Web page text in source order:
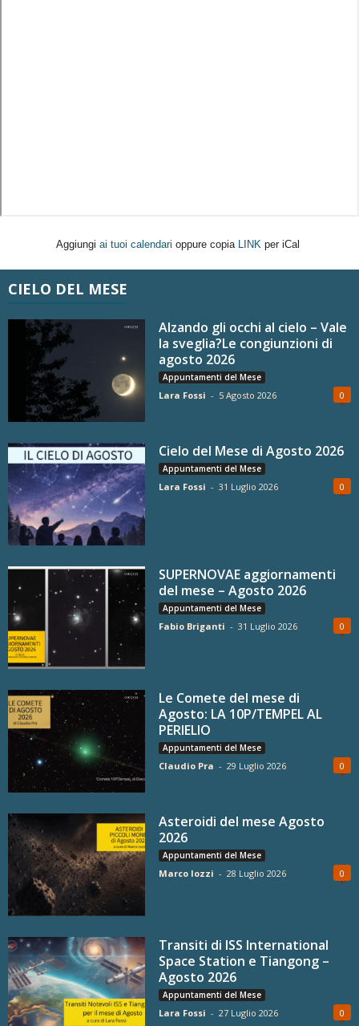
Aggiungi ai tuoi calendari oppure copia LINK per iCal
CIELO DEL MESE
Alzando gli occhi al cielo – Vale
la sveglia?Le congiunzioni di
agosto 2026
Appuntamenti del Mese
Lara Fossi - 5 Agosto 2026 0
Cielo del Mese di Agosto 2026
Appuntamenti del Mese
Lara Fossi - 31 Luglio 2026 0
SUPERNOVAE aggiornamenti
del mese – Agosto 2026
Appuntamenti del Mese
Fabio Briganti - 31 Luglio 2026 0
Le Comete del mese di
Agosto: LA 10P/TEMPEL AL
PERIELIO
Appuntamenti del Mese
Claudio Pra - 29 Luglio 2026 0
Asteroidi del mese Agosto
2026
Appuntamenti del Mese
Marco Iozzi - 28 Luglio 2026 0
Transiti di ISS International
Space Station e Tiangong –
Agosto 2026
Appuntamenti del Mese
Lara Fossi - 27 Luglio 2026 0